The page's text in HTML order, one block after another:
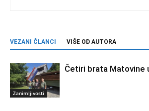
VEZANI ČLANCI VIŠE OD AUTORA
Zanimljivosti
Četiri brata Matovine